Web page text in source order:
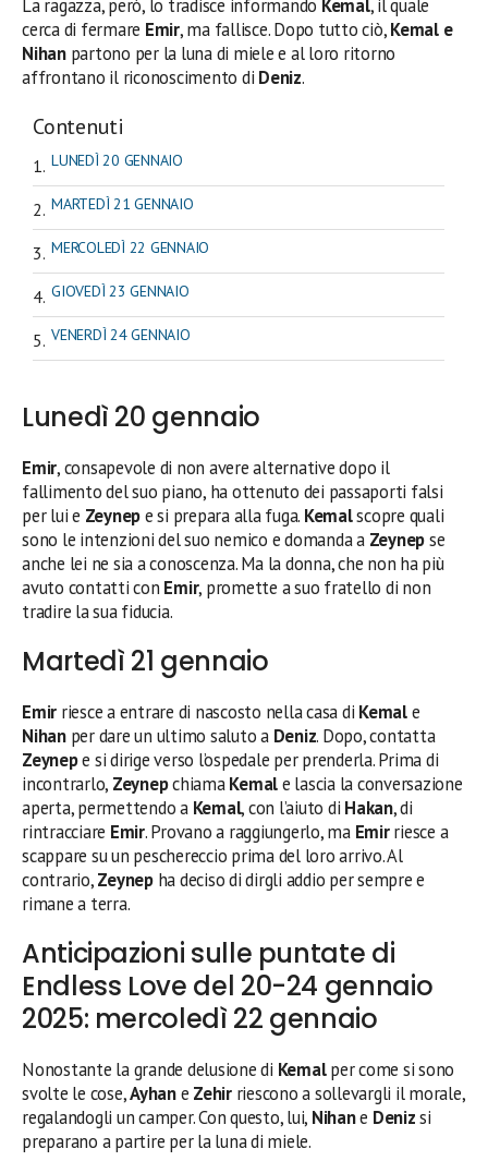
La ragazza, però, lo tradisce informando Kemal, il quale
cerca di fermare Emir, ma fallisce. Dopo tutto ciò,Kemal e
Nihanpartono per la luna di miele e al loro ritorno
affrontano il riconoscimento di Deniz.
Contenuti
LUNEDÌ 20 GENNAIO
MARTEDÌ 21 GENNAIO
MERCOLEDÌ 22 GENNAIO
GIOVEDÌ 23 GENNAIO
VENERDÌ 24 GENNAIO
Lunedì 20 gennaio
Emir, consapevole di non avere alternative dopo il
fallimento del suo piano, ha ottenuto dei passaporti falsi
per lui e Zeynepe si prepara alla fuga. Kemalscopre quali
sono le intenzioni del suo nemico e domanda a Zeynepse
anche lei ne sia a conoscenza. Ma la donna, che non ha più
avuto contatti con Emir, promette a suo fratello di non
tradire la sua fiducia.
Martedì 21 gennaio
Emir riesce a entrare di nascosto nella casa di Kemale
Nihanper dare un ultimo saluto a Deniz. Dopo, contatta
Zeynepe si dirige verso l’ospedale per prenderla. Prima di
incontrarlo, ZeynepchiamaKemale lascia la conversazione
aperta, permettendo a Kemal, con l’aiuto di Hakan, di
rintracciare Emir. Provano a raggiungerlo, ma Emirriesce a
scappare su un peschereccio prima del loro arrivo. Al
contrario,Zeynepha deciso di dirgli addio per sempre e
rimane a terra.
Anticipazioni sulle puntate di
Endless Love del 20-24 gennaio
2025: mercoledì 22 gennaio
Nonostante la grande delusione di Kemalper come si sono
svolte le cose,Ayhane Zehirriescono a sollevargli il morale,
regalandogli un camper. Con questo, lui, Nihane Denizsi
preparano a partire per la luna di miele.